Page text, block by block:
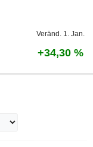
Veränd. 1. Jan.
+34,30 %